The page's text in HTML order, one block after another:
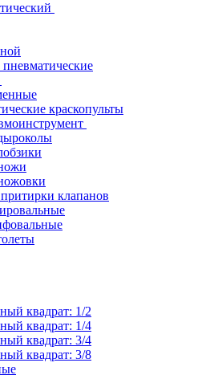
краскопульты
клапанов
квадрат: 1/2
квадрат: 1/4
квадрат: 3/4
квадрат: 3/8